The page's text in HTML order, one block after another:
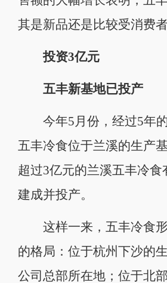
其是新品还是比较受消费者
投资3亿元
五丰新基地已投产
今年5月份，经过5年的
五丰冷食位于兰溪的生产
超过3亿元的兰溪五丰冷食
建成并投产。
这样一来，五丰冷食形
的格局：位于杭州下沙的
公司总部所在地；位于北